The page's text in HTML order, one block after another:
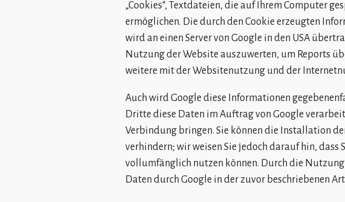
„Cookies“, Textdateien, die auf Ihrem Computer
ermöglichen. Die durch den Cookie erzeugten
wird an einen Server von Google in den USA
Nutzung der Website auszuwerten, um Reports
weitere mit der Websitenutzung und der
Auch wird Google diese Informationen
Dritte diese Daten im Auftrag von Google
Verbindung bringen. Sie können die Installation
verhindern; wir weisen Sie jedoch darauf hin,
vollumfänglich nutzen können. Durch die
Daten durch Google in der zuvor beschriebenen